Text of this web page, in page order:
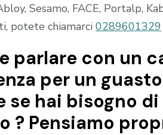
Sesamo, FACE, Portalp,
potete chiamarci 0289601329
parlare con un
per un
se hai bisogno
? Pensiamo